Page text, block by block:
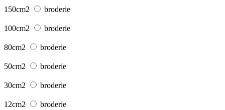
150cm2 broderie
100cm2 broderie
80cm2 broderie
50cm2 broderie
30cm2 broderie
12cm2 broderie